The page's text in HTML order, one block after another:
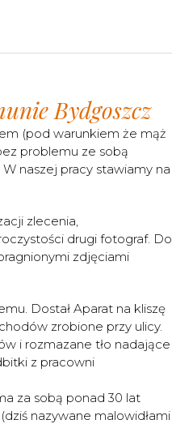
Bydgoszcz
(pod warunkiem że mąż
problemu ze sobą
naszej pracy stawiamy na
zlecenia,
drugi fotograf. Do
zdjęciami
Dostał Aparat na kliszę
zrobione przy ulicy.
i rozmazane tło nadające
z pracowni
za sobą ponad 30 lat
nazywane malowidłami